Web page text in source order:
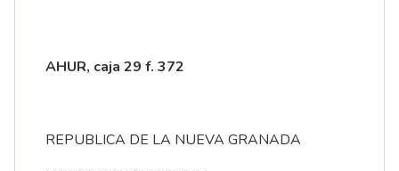
AHUR, caja 29 f. 372
REPUBLICA DE LA NUEVA GRANADA